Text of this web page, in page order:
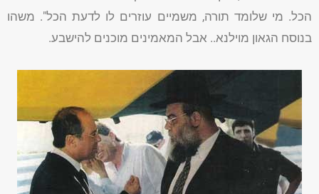
הכל. מי שלומד תורה, משמיים עוזרים לו לדעת הכל". משהו
בנוסח הגאון מוילנא.. אבל המאמינים מוכנים להישבע.